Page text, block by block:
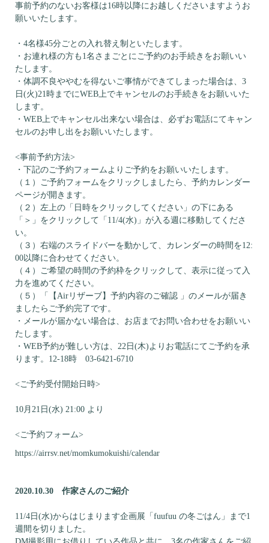
事前予約のないお客様は16時以降にお越しくださいますようお
願いいたします。
・4名様45分ごとの入れ替え制といたします。
・お連れ様の方も1名さまごとにご予約のお手続きをお願いい
たします。
・体調不良ややむを得ないご事情ができてしまった場合は、3
日(火)21時までにWEB上でキャンセルのお手続きをお願いいた
します。
・WEB上でキャンセル出来ない場合は、必ずお電話にてキャン
セルのお申し出をお願いいたします。
<事前予約方法>
・下記のご予約フォームよりご予約をお願いいたします。
（１）ご予約フォームをクリックしましたら、予約カレンダー
ページが開きます。
（２）左上の「日時をクリックしてください」の下にある
「＞」をクリックして「11/4(水)」が入る週に移動してくださ
い。
（３）右端のスライドバーを動かして、カレンダーの時間を12:
00以降に合わせてください。
（４）ご希望の時間の予約枠をクリックして、表示に従って入
力を進めてください。
（５）「【Airリザーブ】予約内容のご確認 」のメールが届き
ましたらご予約完了です。
・メールが届かない場合は、お店までお問い合わせをお願いい
たします。
・WEB予約が難しい方は、22日(木)よりお電話にてご予約を承
ります。12-18時 03-6421-6710
<ご予約受付開始日時>
10月21日(水) 21:00 より
<ご予約フォーム>
https://airrsv.net/momkumokuishi/calendar
2020.10.30 作家さんのご紹介
11/4日(水)からはじまります企画展「fuufuu の冬ごはん」まで1
週間を切りました。